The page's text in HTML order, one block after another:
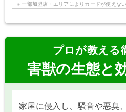
※ 一部加盟店・エリアによりカードが使えな
プロが教える
害獣の生態と
家屋に侵入し、騒音や悪臭